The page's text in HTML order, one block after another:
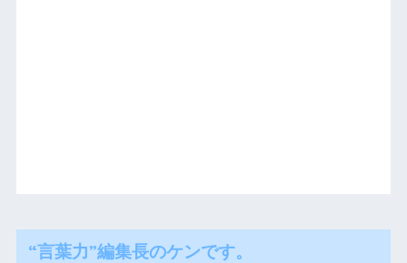
“言葉力”編集長のケンです。